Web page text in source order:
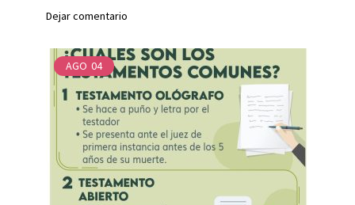
Dejar comentario
AGO 04